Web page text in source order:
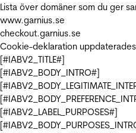
Lista över domäner som du ger
www.garnius.se
checkout.garnius.se
Cookie-deklaration
[#IABV2_TITLE#]
[#IABV2_BODY_INTRO#]
[#IABV2_LABEL_PURPOSES#]